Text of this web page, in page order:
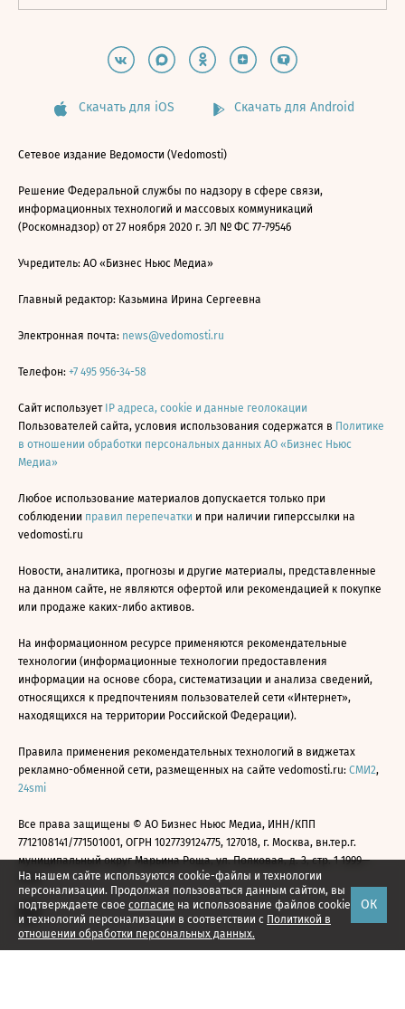
На нашем сайте используются cookie-файлы и технологии
персонализации. Продолжая пользоваться данным сайтом, вы
подтверждаете свое согласие на использование файлов cookie
и технологий персонализации в соответствии с Политикой в
отношении обработки персональных данных.
ОК
Скачать для iOS Скачать для Android
Сетевое издание Ведомости (Vedomosti)
Решение Федеральной службы по надзору в сфере связи,
информационных технологий и массовых коммуникаций
(Роскомнадзор) от 27 ноября 2020 г. ЭЛ № ФС 77-79546
Учредитель: АО «Бизнес Ньюс Медиа»
Главный редактор: Казьмина Ирина Сергеевна
Электронная почта: news@vedomosti.ru
Телефон: +7 495 956-34-58
Сайт использует IP адреса, cookie и данные геолокации
Пользователей сайта, условия использования содержатся в Политике
в отношении обработки персональных данных АО «Бизнес Ньюс
Медиа»
Любое использование материалов допускается только при
соблюдении правил перепечатки и при наличии гиперссылки на
vedomosti.ru
Новости, аналитика, прогнозы и другие материалы, представленные
на данном сайте, не являются офертой или рекомендацией к покупке
или продаже каких-либо активов.
На информационном ресурсе применяются рекомендательные
технологии (информационные технологии предоставления
информации на основе сбора, систематизации и анализа сведений,
относящихся к предпочтениям пользователей сети «Интернет»,
находящихся на территории Российской Федерации).
Правила применения рекомендательных технологий в виджетах
рекламно-обменной сети, размещенных на сайте vedomosti.ru: СМИ2,
24smi
Все права защищены © АО Бизнес Ньюс Медиа, ИНН/КПП
7712108141/771501001, ОГРН 1027739124775, 127018, г. Москва, вн.тер.г.
муниципальный округ Марьина Роща, ул. Полковая, д. 3, стр. 1 1999—
2026